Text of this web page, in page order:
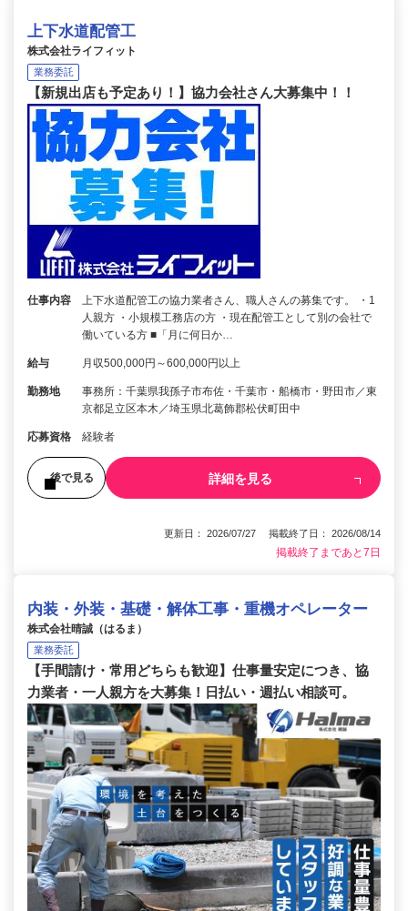
上下水道配管工
株式会社ライフィット
業務委託
【新規出店も予定あり！】協力会社さん大募集中！！
仕事内容
上下水道配管工の協力業者さん、職人さんの募集です。 ・1
人親方 ・小規模工務店の方 ・現在配管工として別の会社で
働いている方 ■「月に何日か…
給与 月収500,000円～600,000円以上
勤務地
事務所：千葉県我孫子市布佐・千葉市・船橋市・野田市／東
京都足立区本木／埼玉県北葛飾郡松伏町田中
応募資格 経験者
後で見る 詳細を見る
更新日： 2026/07/27 掲載終了日： 2026/08/14
掲載終了まであと7日
内装・外装・基礎・解体工事・重機オペレーター
株式会社晴誠（はるま）
業務委託
【手間請け・常用どちらも歓迎】仕事量安定につき、協
力業者・一人親方を大募集！日払い・週払い相談可。